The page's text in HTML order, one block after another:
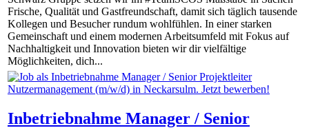
Frische, Qualität und Gastfreundschaft, damit sich täglich tausende
Kollegen und Besucher rundum wohlfühlen. In einer starken
Gemeinschaft und einem modernen Arbeitsumfeld mit Fokus auf
Nachhaltigkeit und Innovation bieten wir dir vielfältige
Möglichkeiten, dich...
Inbetriebnahme Manager / Senior